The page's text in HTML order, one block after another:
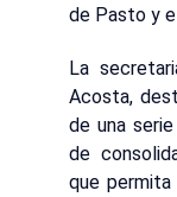
de Pasto y
La
Acosta,
de una
de
que